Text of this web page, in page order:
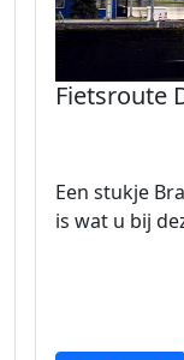
Fietsroute
Een stukje
is wat u bij